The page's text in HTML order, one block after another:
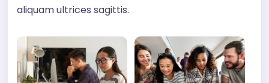
aliquam ultrices sagittis.